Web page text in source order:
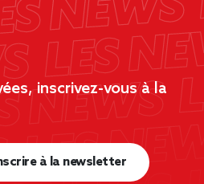
inscrivez-vous à la
à la newsletter